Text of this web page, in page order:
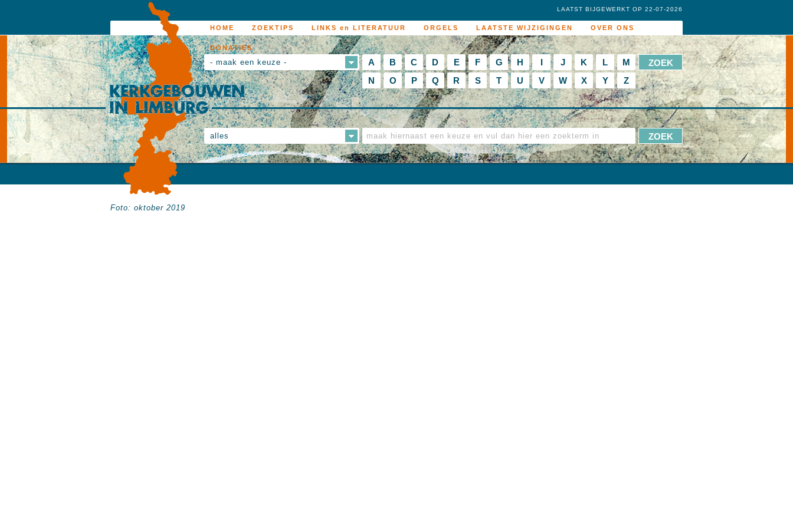
HOME ZOEKTIPS LINKS en LITERATUUR ORGELS LAATSTE WIJZIGINGEN OVER ONS
DONATIES
LAATST BIJGEWERKT OP 22-07-2026
- maak een keuze - A B C D E F G H I J K L
M
N
O P Q R S T U V W X Y Z
alles
Foto: oktober 2019